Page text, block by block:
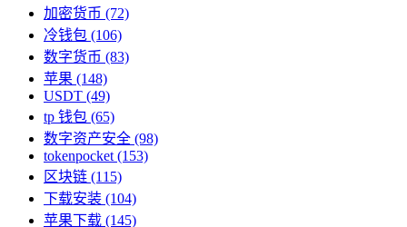
加密货币 (72)
冷钱包 (106)
数字货币 (83)
苹果 (148)
USDT (49)
tp 钱包 (65)
数字资产安全 (98)
tokenpocket (153)
区块链 (115)
下载安装 (104)
苹果下载 (145)